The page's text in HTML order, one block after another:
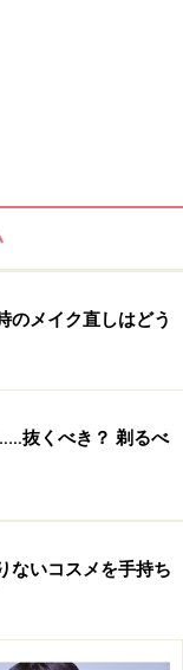
ときなど。そこ
きちゃうわけで
ちゃんの毛のよ
人の毛なのでわり
っかりしていま
るわけで。
のメイク直しはどう
抜くべき？ 剃るべ
ないコスメを手持ち